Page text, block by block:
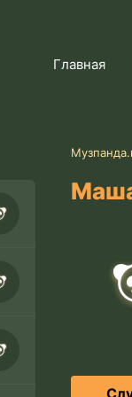
Главная